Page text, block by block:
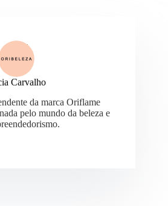
Carvalho
da marca Oriflame
pelo mundo da beleza e